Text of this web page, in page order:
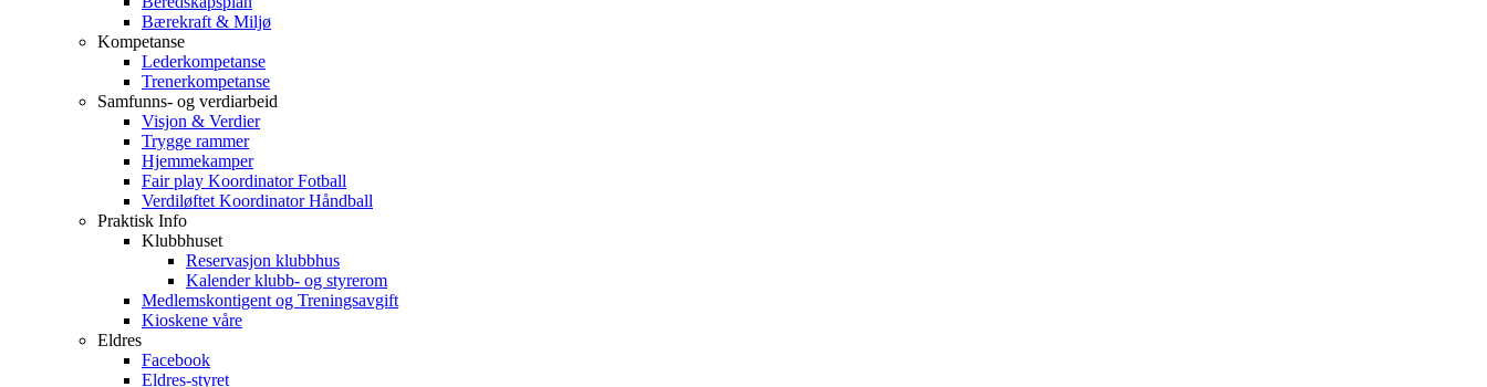
Bærekraft & Miljø
Kompetanse
Lederkompetanse
Trenerkompetanse
Samfunns- og verdiarbeid
Visjon & Verdier
Trygge rammer
Hjemmekamper
Fair play Koordinator Fotball
Verdiløftet Koordinator Håndball
Praktisk Info
Klubbhuset
Reservasjon klubbhus
Kalender klubb- og styrerom
Medlemskontigent og Treningsavgift
Kioskene våre
Eldres
Facebook
Eldres-styret